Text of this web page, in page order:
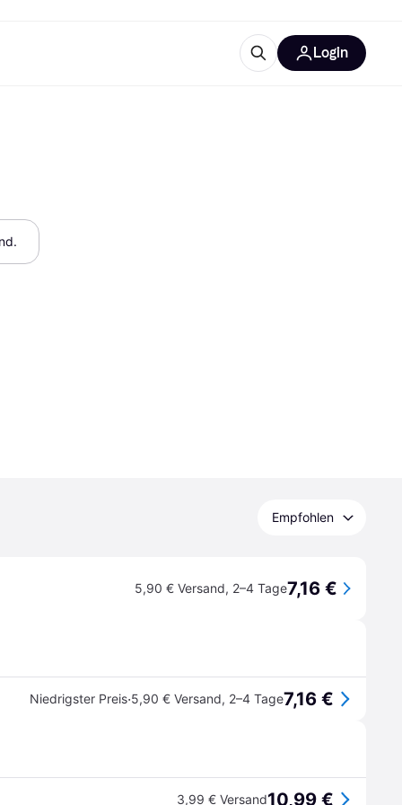
Login
Empfohlen
5,90 € Versand, 2–4 Tage7,16 €
Niedrigster Preis·5,90 € Versand, 2–4 Tage7,16 €
3,99 € Versand10,99 €